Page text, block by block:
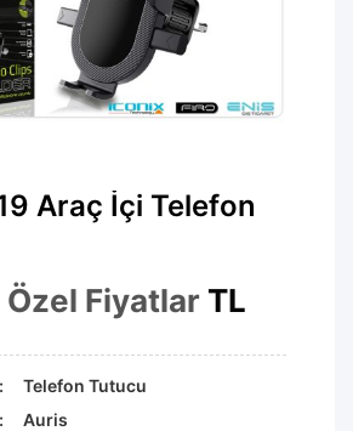
Araç İçi Telefon
Fiyatlar TL
Telefon Tutucu
Auris